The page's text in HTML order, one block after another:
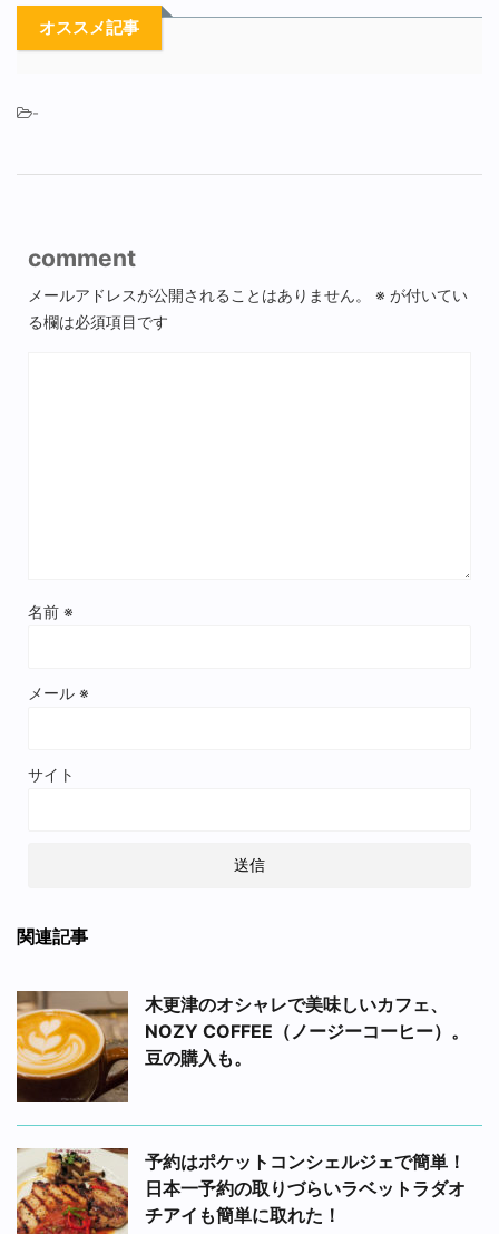
オススメ記事
-
comment
メールアドレスが公開されることはありません。 ※ が付いてい
る欄は必須項目です
名前 ※
メール ※
サイト
関連記事
木更津のオシャレで美味しいカフェ、
NOZY COFFEE（ノージーコーヒー）。
豆の購入も。
予約はポケットコンシェルジェで簡単！
日本一予約の取りづらいラベットラダオ
チアイも簡単に取れた！